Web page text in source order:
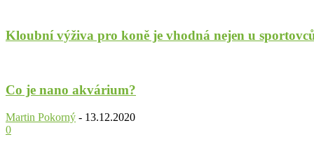
Kloubní výživa pro koně je vhodná nejen u
Co je nano akvárium?
Martin Pokorný - 13.12.2020
0